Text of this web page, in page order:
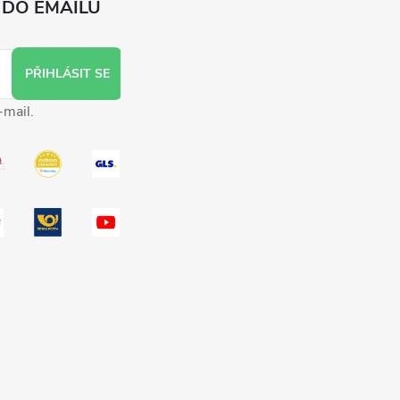
EMAILU
PŘIHLÁSIT SE
mail.